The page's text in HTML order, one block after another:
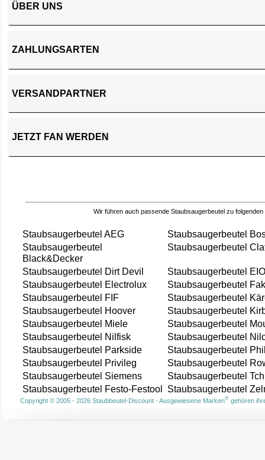
ÜBER UNS
ZAHLUNGSARTEN
VERSANDPARTNER
JETZT FAN WERDEN
Wir führen auch passende Staubsaugerbeutel zu folgenden
Staubsaugerbeutel AEG
Staubsaugerbeutel
Staubsaugerbeutel
Black&Decker
Staubsaugerbeutel
Staubsaugerbeutel Dirt Devil
Staubsaugerbeutel
Staubsaugerbeutel Electrolux
Staubsaugerbeutel
Staubsaugerbeutel FIF
Staubsaugerbeutel
Staubsaugerbeutel Hoover
Staubsaugerbeutel
Staubsaugerbeutel Miele
Staubsaugerbeutel
Staubsaugerbeutel Nilfisk
Staubsaugerbeutel
Staubsaugerbeutel Parkside
Staubsaugerbeutel
Staubsaugerbeutel Privileg
Staubsaugerbeutel
Staubsaugerbeutel Siemens
Staubsaugerbeutel
Staubsaugerbeutel Festo-Festool
Staubsaugerbeutel
Copyright © 2005 - 2026 Staubbeutel-Discount - Ausgewiesene Marken®gehören